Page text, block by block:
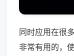
同时应用在很
非常有用的，